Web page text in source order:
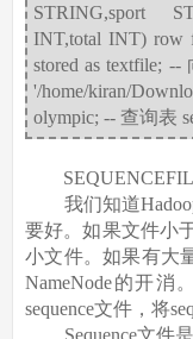
STRING,sport
INT,total INT) row
stored as textfile;
'/home/kiran/
olympic; -- 查询表
我们知道Hadoop
要好。如果文件小
小文件。如果有大
NameNode的开消
sequence文件，将